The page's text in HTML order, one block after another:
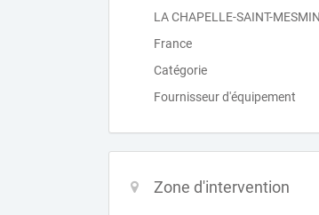
LA CHAPELLE-SAINT-MESMIN
France
Catégorie
Fournisseur d'équipement
Zone d'intervention